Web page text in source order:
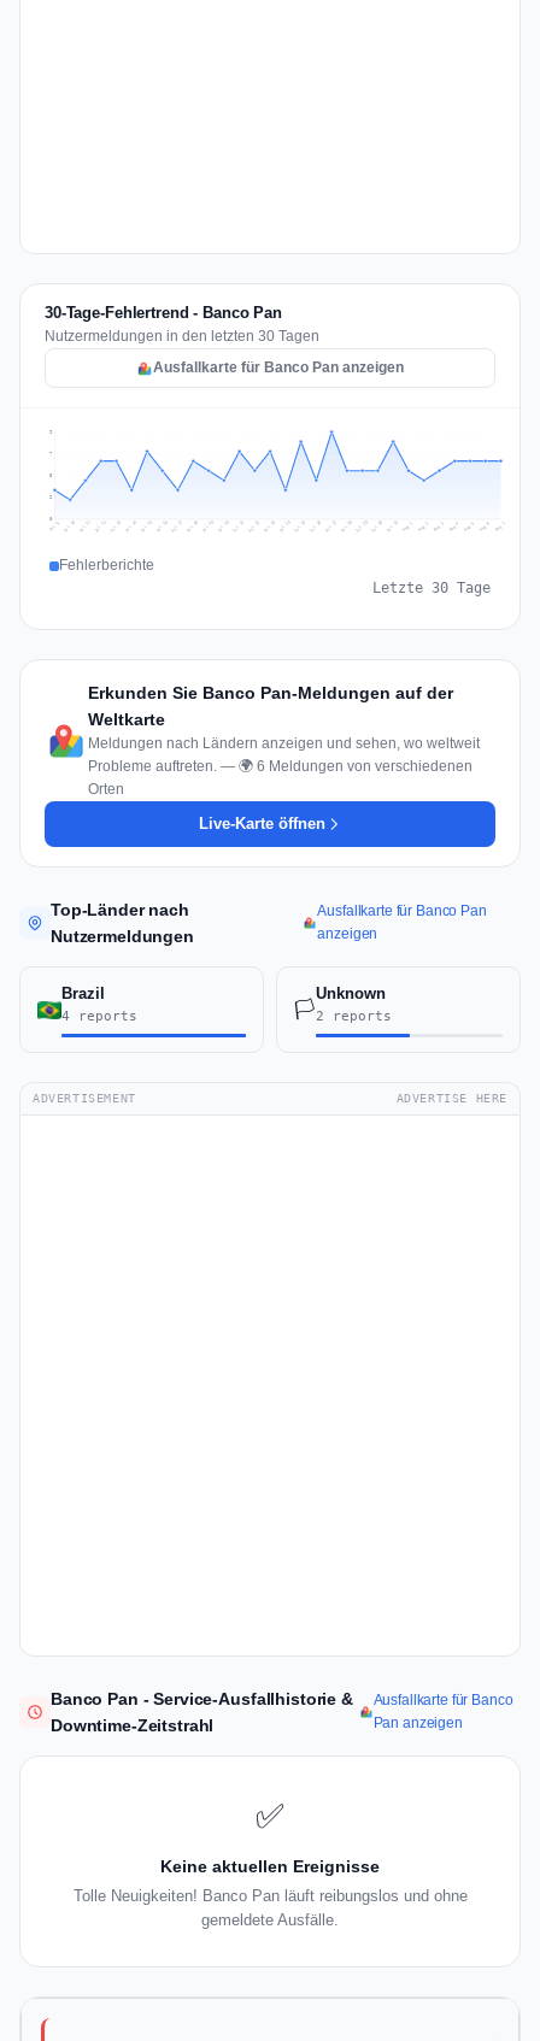
30-Tage-Fehlertrend - Banco Pan
Nutzermeldungen in den letzten 30 Tagen
Ausfallkarte für Banco Pan anzeigen
2
5
7
9
Jul 9 Jul 10 Jul 11 Jul 12 Jul 13 Jul 14 Jul 15 Jul 16 Jul 17 Jul 18 Jul 19 Jul 20 Jul 21 Jul 22 Jul 23 Jul 24 Jul 25 Jul 26 Jul 27 Jul 28 Jul 29 Jul 30 Jul 31 Aug 1 Aug 2 Aug 3 Aug 4 Aug 5 Aug 6 Aug 7
Fehlerberichte
Letzte 30 Tage
Erkunden Sie Banco Pan-Meldungen auf der
Weltkarte
Meldungen nach Ländern anzeigen und sehen, wo weltweit
Probleme auftreten. — 🌍 6 Meldungen von verschiedenen
Orten
Live-Karte öffnen
Top-Länder nach
Nutzermeldungen
Ausfallkarte für Banco Pan
anzeigen
Brazil
4 reports 🏳️
Unknown
2 reports
ADVERTISEMENT ADVERTISE HERE
Banco Pan - Service-Ausfallhistorie &
Downtime-Zeitstrahl
Ausfallkarte für Banco
Pan anzeigen
✅
Keine aktuellen Ereignisse
Tolle Neuigkeiten! Banco Pan läuft reibungslos und ohne
gemeldete Ausfälle.